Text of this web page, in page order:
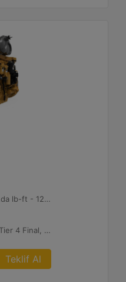
935 1.400 dev/dk.da lb-ft - 1268 1.400 dev/dk.da Nm
U.S. EPA & CARB Tier 4 Final, EU Stage V
Teklif Al